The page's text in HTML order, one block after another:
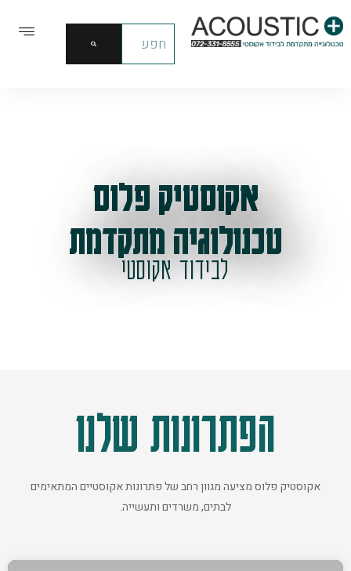
אקוסטיק פלוס
טכנולוגיה מתקדמת
לבידוד אקוסטי
הפתרונות שלנו
אקוסטיק פלוס מציעה מגוון רחב של פתרונות אקוסטיים המתאימים
לבתים, משרדים ותעשייה.